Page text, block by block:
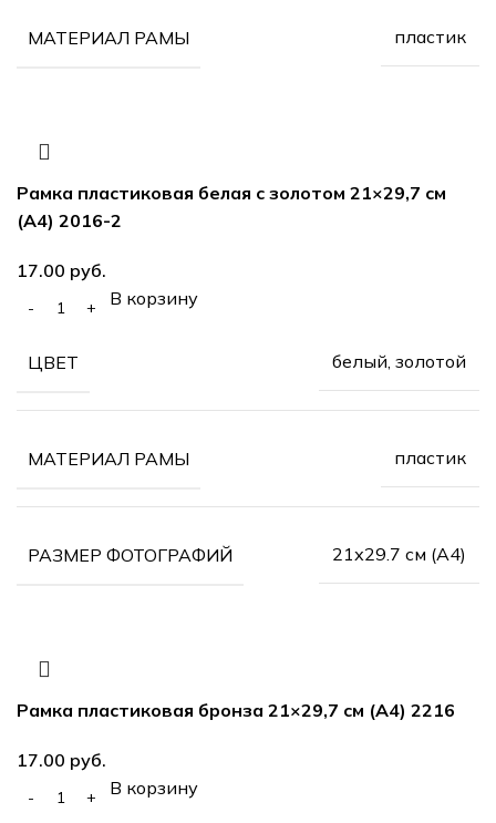
МАТЕРИАЛ РАМЫ пластик
Рамка пластиковая белая с золотом 21×29,7 см
(А4) 2016-2
руб.
В корзину
ЦВЕТ белый, золотой
МАТЕРИАЛ РАМЫ пластик
РАЗМЕР ФОТОГРАФИЙ 21х29.7 см (А4)
Рамка пластиковая бронза 21×29,7 см (А4) 2216
руб.
В корзину